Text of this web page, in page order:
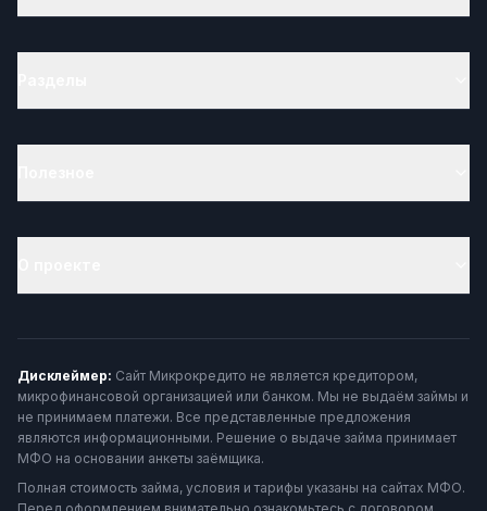
Дисклеймер: Сайт Микрокредито не является кредитором,
микрофинансовой организацией или банком. Мы не выдаём займы и
не принимаем платежи. Все представленные предложения
являются информационными. Решение о выдаче займа принимает
МФО на основании анкеты заёмщика.
Полная стоимость займа, условия и тарифы указаны на сайтах МФО.
Перед оформлением внимательно ознакомьтесь с договором.